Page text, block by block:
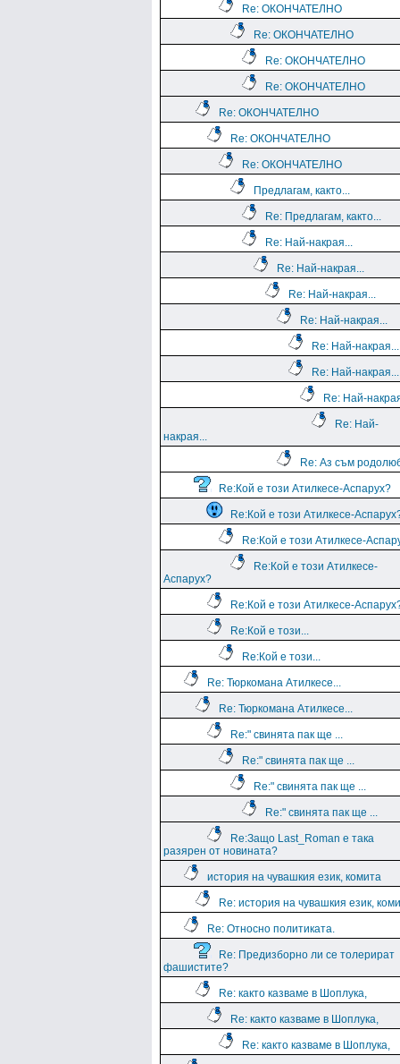
Re: ОКОНЧАТЕЛНО
Re: ОКОНЧАТЕЛНО
Re: ОКОНЧАТЕЛНО
Re: ОКОНЧАТЕЛНО
Re: ОКОНЧАТЕЛНО
Re: ОКОНЧАТЕЛНО
Re: ОКОНЧАТЕЛНО
Предлагам, както...
Re: Предлагам, както...
Re: Най-накрая...
Re: Най-накрая...
Re: Най-накрая...
Re: Най-накрая...
Re: Най-накрая...
Re: Най-накрая...
Re: Най-
Re: Най-
накрая...
Re: Аз съм
Re:Кой е този Атилкесе-Аспарух?
Re:Кой е този Атилкесе-
Re:Кой е този Атилкесе-
Re:Кой е този Атилкесе-
Аспарух?
Re:Кой е този Атилкесе-
Re:Кой е този...
Re:Кой е този...
Re: Тюркомана Атилкесе...
Re: Тюркомана Атилкесе...
Re:" свинята пак ще ...
Re:" свинята пак ще ...
Re:" свинята пак ще ...
Re:" свинята пак ще ...
Re:Защо Last_Roman e така
разярен от новината?
история на чувашкия език, комита
Re: история на чувашкия език,
Re: Относно политиката.
Re: Предизборно ли се толерират
фашистите?
Re: както казваме в Шоплука,
Re: както казваме в Шоплука,
Re: както казваме в Шоплука,